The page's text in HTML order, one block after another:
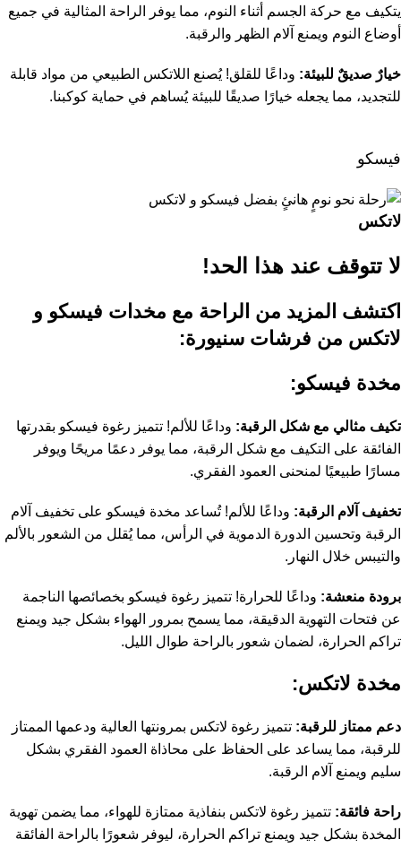
يتكيف مع حركة الجسم أثناء النوم، مما يوفر الراحة المثالية في جميع
أوضاع النوم ويمنع آلام الظهر والرقبة.
خيارٌ صديقٌ للبيئة: وداعًا للقلق! يُصنع اللاتكس الطبيعي من مواد قابلة
للتجديد، مما يجعله خيارًا صديقًا للبيئة يُساهم في حماية كوكبنا.
فيسكو
لاتكس
لا تتوقف عند هذا الحد!
اكتشف المزيد من الراحة مع مخدات فيسكو و
لاتكس من فرشات سنيورة:
مخدة فيسكو:
تكيف مثالي مع شكل الرقبة: وداعًا للألم! تتميز رغوة فيسكو بقدرتها
الفائقة على التكيف مع شكل الرقبة، مما يوفر دعمًا مريحًا ويوفر
مسارًا طبيعيًا لمنحنى العمود الفقري.
تخفيف آلام الرقبة: وداعًا للألم! تُساعد مخدة فيسكو على تخفيف آلام
الرقبة وتحسين الدورة الدموية في الرأس، مما يُقلل من الشعور بالألم
والتيبس خلال النهار.
برودة منعشة: وداعًا للحرارة! تتميز رغوة فيسكو بخصائصها الناجمة
عن فتحات التهوية الدقيقة، مما يسمح بمرور الهواء بشكل جيد ويمنع
تراكم الحرارة، لضمان شعور بالراحة طوال الليل.
مخدة لاتكس:
دعم ممتاز للرقبة: تتميز رغوة لاتكس بمرونتها العالية ودعمها الممتاز
للرقبة، مما يساعد على الحفاظ على محاذاة العمود الفقري بشكل
سليم ويمنع آلام الرقبة.
راحة فائقة: تتميز رغوة لاتكس بنفاذية ممتازة للهواء، مما يضمن تهوية
المخدة بشكل جيد ويمنع تراكم الحرارة، ليوفر شعورًا بالراحة الفائقة